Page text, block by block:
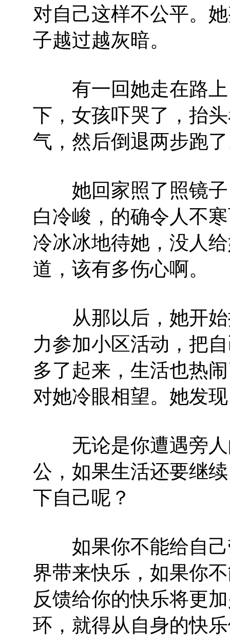
对自己这样不公平。
子越过越灰暗。
有一回她走在路上
下，女孩吓哭了，抬
气，然后倒退两步跑
她回家照了照镜子
白冷峻，的确令人不
冷冰冰地待她，没人
道，该有多伤心啊。
从那以后，她开始
力参加小区活动，把
多了起来，生活也热
对她冷眼相望。她发
无论是你遭遇旁人
公，如果生活还要继
下自己呢？
如果你不能给自己
界带来快乐，如果你
反馈给你的快乐将更
环，就得从自身的快